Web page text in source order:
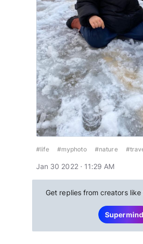
#life #myphoto #nature
Jan 30 2022 · 11:29 AM
Get replies from creators like
Supermind